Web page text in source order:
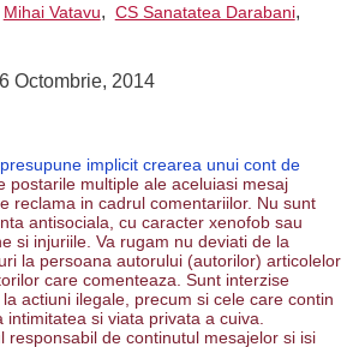
Mihai Vatavu, CS Sanatatea Darabani,
Octombrie, 2014
implicit crearea unui cont de
postarile multiple ale aceluiasi mesaj
reclama in cadrul comentariilor. Nu sunt
antisociala, cu caracter xenofob sau
si injuriile. Va rugam nu deviati de la
la persoana autorului (autorilor) articolelor
care comenteaza. Sunt interzise
actiuni ilegale, precum si cele care contin
intimitatea si viata privata a cuiva.
responsabil de continutul mesajelor si isi